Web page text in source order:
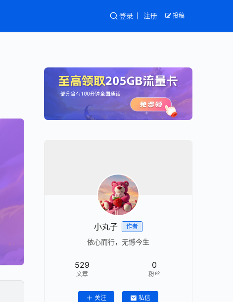
登录 注册 投稿
小丸子 作者
依心而行，无憾今生
529
文章
0
粉丝
关注 私信